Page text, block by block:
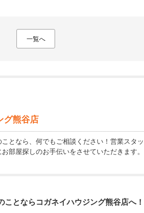
一覧へ
グ熊谷店
となら、何でもご相談ください！営業スタ
部屋探しのお手伝いをさせていただきます。
ことなら コガネイハウジング熊谷店へ！